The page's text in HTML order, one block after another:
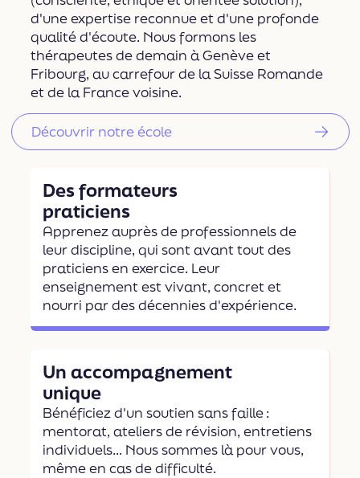
d'une expertise reconnue et d'une profonde
qualité d'écoute. Nous formons les
thérapeutes de demain à Genève et
Fribourg, au carrefour de la Suisse Romande
et de la France voisine.
Découvrir notre école
Des formateurs
praticiens
Apprenez auprès de professionnels de
leur discipline, qui sont avant tout des
praticiens en exercice. Leur
enseignement est vivant, concret et
nourri par des décennies d'expérience.
Un accompagnement
unique
Bénéficiez d'un soutien sans faille :
mentorat, ateliers de révision, entretiens
individuels... Nous sommes là pour vous,
même en cas de difficulté.